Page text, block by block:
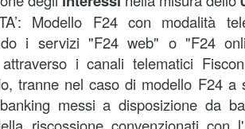
Modello F24 con modalità
i servizi "F24 web" o "F24
i canali telematici
tranne nel caso di modello F24
messi a disposizione da